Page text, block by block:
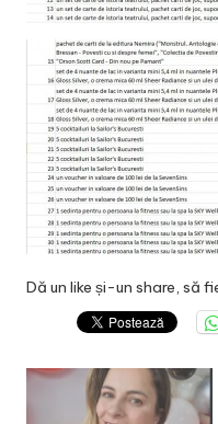
Dă un like și-un share, să